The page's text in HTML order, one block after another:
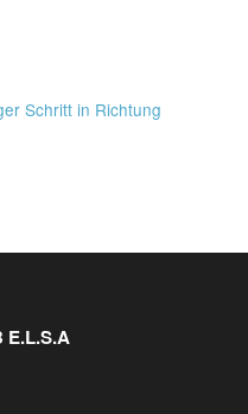
Schritt in Richtung
E.L.S.A